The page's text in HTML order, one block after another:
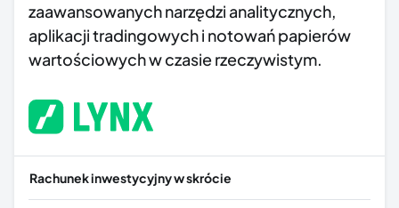
zaawansowanych narzędzi analitycznych,
aplikacji tradingowych i notowań papierów
wartościowych w czasie rzeczywistym.
Rachunek inwestycyjny w skrócie